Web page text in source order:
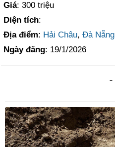
Giá: 300 triệu
Diện tích:
Địa điểm: Hải Châu,Đà Nẵng
Ngày đăng: 19/1/2026